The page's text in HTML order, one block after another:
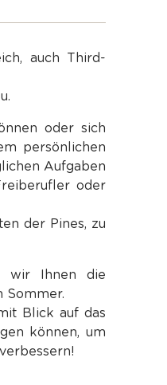
auch Third-
oder sich
persönlichen
Aufgaben
oder
der Pines, zu
wir Ihnen die
Sommer.
Blick auf das
können, um